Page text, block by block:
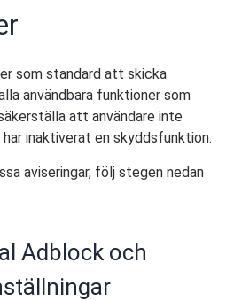
som standard att skicka
användbara funktioner som
att användare inte
inaktiverat en skyddsfunktion.
aviseringar, följ stegen nedan
Adblock och